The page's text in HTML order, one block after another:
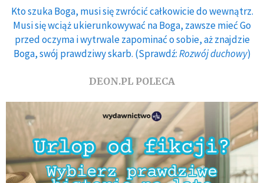
Kto szuka Boga, musi się zwrócić całkowicie do wewnątrz.
Musi się wciąż ukierunkowywać na Boga, zawsze mieć Go
przed oczyma i wytrwale zapominać o sobie, aż znajdzie
Boga, swój prawdziwy skarb. (Sprawdź:Rozwój duchowy)
DEON.PL POLECA